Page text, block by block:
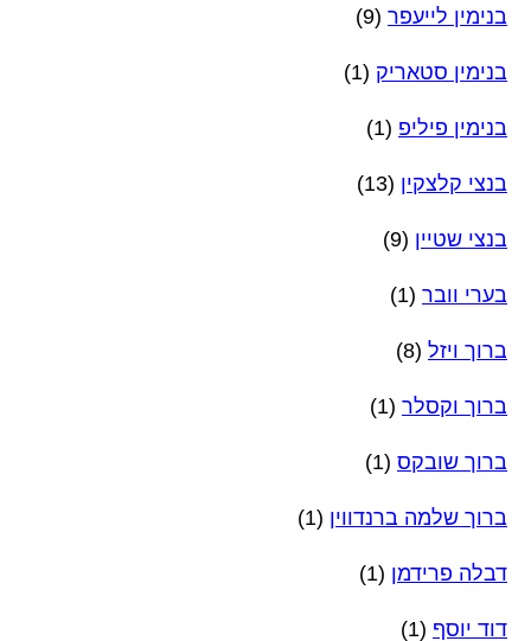
בנימין לייעפר (9)
בנימין סטאריק (1)
בנימין פיליפ (1)
בנצי קלצקין (13)
בנצי שטיין (9)
בערי וובר (1)
ברוך ויזל (8)
ברוך וקסלר (1)
ברוך שובקס (1)
ברוך שלמה ברנדווין (1)
דבלה פרידמן (1)
דוד יוסף (1)